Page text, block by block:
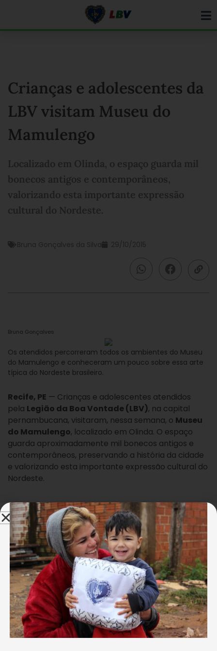
Crianças e adolescentes da
LBV visitam Museu do
Mamulengo
Localizado em Olinda, o espaço guarda mil
bonecos antigos e contemporâneos,
valorizando esta importante expressão
cultural do Nordeste.
Bruna Gonçalves da Silva 29/10/2015
Bruna Gonçalves
Os atendidos percorreram todos os ambientes do Museu
do Mamulengo e conheceram um pouco sobre essa arte
típica do Nordeste brasileiro.
Recife, PE — Crianças e adolescentes atendidos
pela Legião da Boa Vontade (LBV), na capital
pernambucana, visitaram, nessa semana, o Museu
do Mamulengo, localizado em Olinda. O espaço
guarda aproximadamente mil bonecos antigos e
contemporâneos, preservando a história da cidade
e valorizando esta importante expressão cultural do
Nordeste.
Bruna Gonçalves
O museu tem aproximadamente mil bonecos
antigos e contemporâneos, valorizando uma das
expressões artísticas do Estado.
Durante o passeio, as meninas e os meninos do
programaCriança: Futuro no Presente!
aprenderam um pouco mais sobre essa arte típica
do Pernambuco,tombada como Patrimônio
Imaterial do Brasil pelo Instituto do Patrimônio
Histórico e Artístico Nacional (Iphan). Além das